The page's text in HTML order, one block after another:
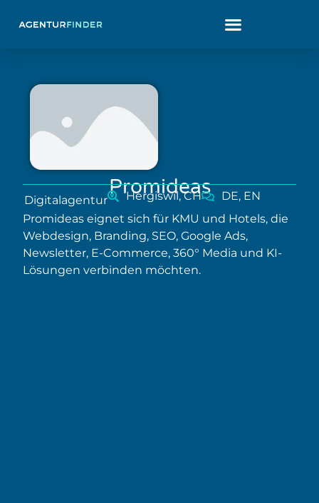
Promideas
Digitalagentur Hergiswil, CH
DE, EN
Promideas eignet sich für KMU und Hotels, die
Webdesign, Branding, SEO, Google Ads,
Newsletter, E-Commerce, 360° Media und KI-
Lösungen verbinden möchten.